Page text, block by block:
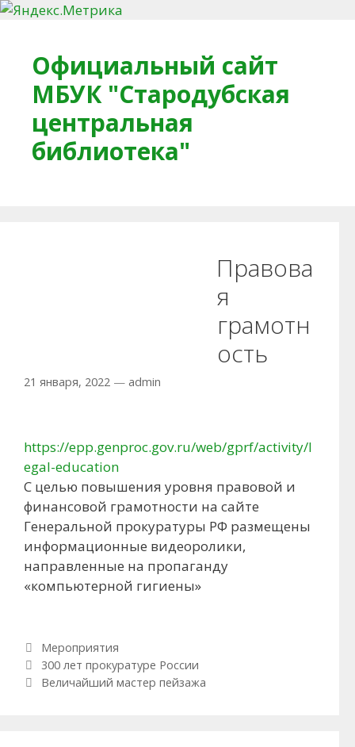
Официальный сайт
МБУК "Стародубская
центральная
библиотека"
Правова
я
грамотн
ость
21 января, 2022 — admin
https://epp.genproc.gov.ru/web/gprf/activity/l
egal-education
С целью повышения уровня правовой и
финансовой грамотности на сайте
Генеральной прокуратуры РФ размещены
информационные видеоролики,
направленные на пропаганду
«компьютерной гигиены»
Рубрики
Мероприятия
Навигация по записям
300 лет прокуратуре России
Величайший мастер пейзажа